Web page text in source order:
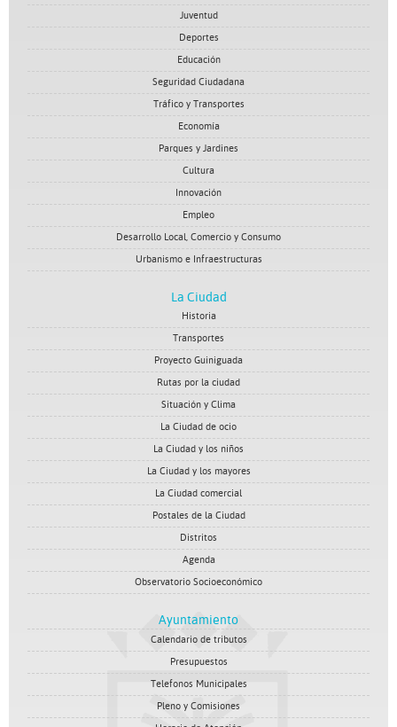
Juventud
Deportes
Educación
Seguridad Ciudadana
Tráfico y Transportes
Economía
Parques y Jardines
Cultura
Innovación
Empleo
Desarrollo Local, Comercio y Consumo
Urbanismo e Infraestructuras
La Ciudad
Historia
Transportes
Proyecto Guiniguada
Rutas por la ciudad
Situación y Clima
La Ciudad de ocio
La Ciudad y los niños
La Ciudad y los mayores
La Ciudad comercial
Postales de la Ciudad
Distritos
Agenda
Observatorio Socioeconómico
Ayuntamiento
Calendario de tributos
Presupuestos
Telefonos Municipales
Pleno y Comisiones